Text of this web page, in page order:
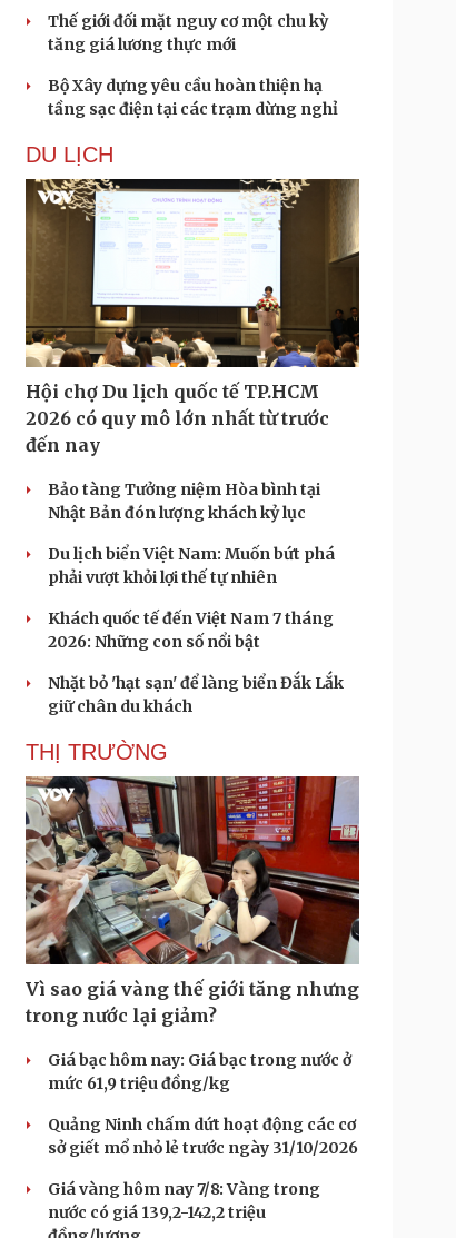
Thế giới đối mặt nguy cơ một chu kỳ
tăng giá lương thực mới
Bộ Xây dựng yêu cầu hoàn thiện hạ
tầng sạc điện tại các trạm dừng nghỉ
DU LỊCH
Hội chợ Du lịch quốc tế TP.HCM
2026 có quy mô lớn nhất từ trước
đến nay
Bảo tàng Tưởng niệm Hòa bình tại
Nhật Bản đón lượng khách kỷ lục
Du lịch biển Việt Nam: Muốn bứt phá
phải vượt khỏi lợi thế tự nhiên
Khách quốc tế đến Việt Nam 7 tháng
2026: Những con số nổi bật
Nhặt bỏ 'hạt sạn' để làng biển Đắk Lắk
giữ chân du khách
THỊ TRƯỜNG
Vì sao giá vàng thế giới tăng nhưng
trong nước lại giảm?
Giá bạc hôm nay: Giá bạc trong nước ở
mức 61,9 triệu đồng/kg
Quảng Ninh chấm dứt hoạt động các cơ
sở giết mổ nhỏ lẻ trước ngày 31/10/2026
Giá vàng hôm nay 7/8: Vàng trong
nước có giá 139,2-142,2 triệu